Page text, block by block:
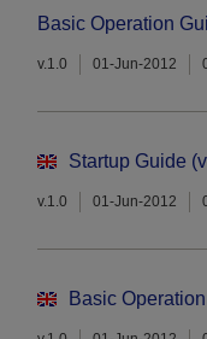
Basic Operation
v.1.0 01-Jun-2012
Startup Guide
v.1.0 01-Jun-2012
Basic